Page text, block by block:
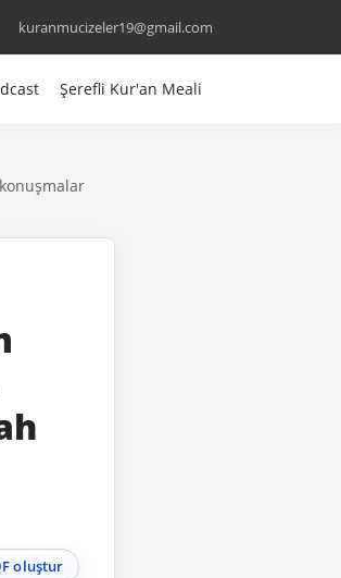
kuranmucizeler19@gmail.com
Şerefli Kur'an Meali
oluştur